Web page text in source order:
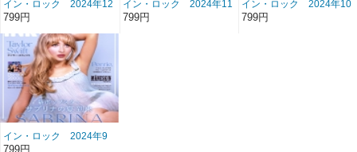
イン・ロック 2024年12
月号 雑誌/BN-492
799円
イン・ロック 2024年11
月号 雑誌/BN-491
799円
イン・ロック 2024年10
月号 雑誌/BN-490
799円
イン・ロック 2024年9
月号 雑誌/BN-489
799円